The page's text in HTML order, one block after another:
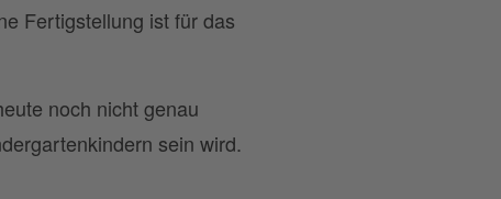
Fertigstellung ist für das
noch nicht genau
sein wird.